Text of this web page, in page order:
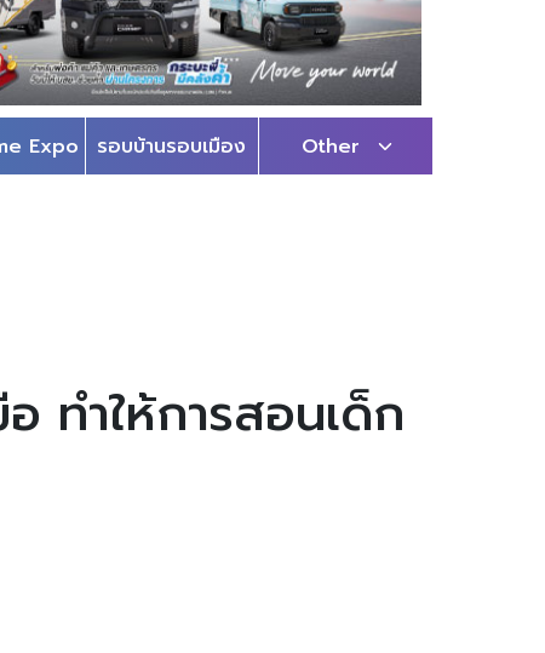
Expo รอบบ้านรอบเมือง Other
ทำให้การสอนเด็ก